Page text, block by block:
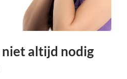
niet altijd nodig